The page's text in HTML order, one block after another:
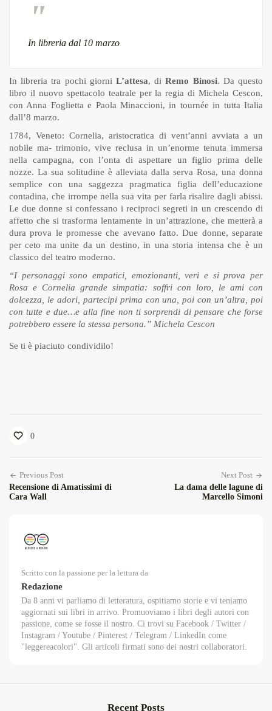
In libreria dal 10 marzo
In libreria tra pochi giorni L’attesa, diRemo Binosi. Da questo
libro il nuovo spettacolo teatrale per la regia di Michela Cescon,
con Anna Foglietta e Paola Minaccioni, in tournée in tutta Italia
dall’8 marzo.
1784, Veneto: Cornelia, aristocratica di vent’anni avviata a un
nobile ma- trimonio, vive reclusa in un’enorme tenuta immersa
nella campagna, con l’onta di aspettare un figlio prima delle
nozze. La sua solitudine è alleviata dalla serva Rosa, una donna
semplice con una saggezza pragmatica figlia dell’educazione
contadina, che irrompe nella sua vita per farla risalire dagli abissi.
Le due donne si confessano i reciproci segreti in un crescendo di
affetto che si trasforma lentamente in un’attrazione, che metterà a
dura prova le promesse che avevano fatto. Due donne, separate
per ceto ma unite da un destino, in una storia intensa che è un
classico del teatro moderno.
“I personaggi sono empatici, emozionanti, veri e si prova per
Rosa e Cornelia grande simpatia: soffri con loro, le ami con
dolcezza, le adori, partecipi prima con una, poi con un’altra, poi
con tutte e due…e alla fine non ti sorprendi di pensare che forse
potrebbero essere la stessa persona.” Michela Cescon
Se ti è piaciuto condividilo!
0
Previous Post
Recensione di Amatissimi di
Cara Wall
Next Post
La dama delle lagune di
Marcello Simoni
Scritto con la passione per la lettura da
Redazione
Da 8 anni vi parliamo di letteratura, ospitiamo storie e vi teniamo
aggiornati sui libri in arrivo. Promuoviamo i libri degli autori con
passione, come se fosse il nostro. Ci trovi su Facebook / Twitter /
Instagram / Youtube / Pinterest / Telegram / LinkedIn come
"leggereacolori". Gli articoli firmati sono dei nostri collaboratori.
Recent Posts